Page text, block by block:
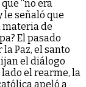
“no era
le señaló que
materia de
El pasado
Paz, el santo
el diálogo
el rearme, la
apeló a